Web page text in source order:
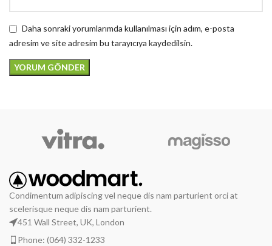
Daha sonraki yorumlarımda kullanılması için adım, e-posta
adresim ve site adresim bu tarayıcıya kaydedilsin.
Condimentum adipiscing vel neque dis nam parturient orci at
scelerisque neque dis nam parturient.
451 Wall Street, UK, London
Phone: (064) 332-1233